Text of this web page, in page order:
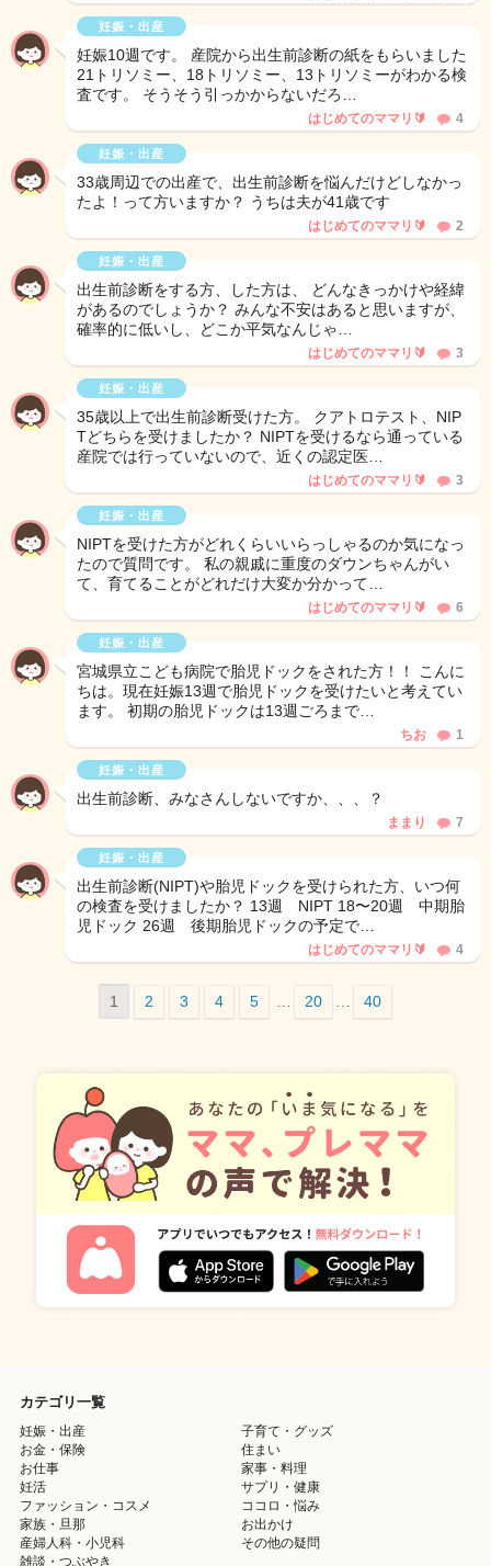
妊娠・出産
妊娠10週です。 産院から出生前診断の紙をもらいました
21トリソミー、18トリソミー、13トリソミーがわかる検
査です。 そうそう引っかからないだろ…
はじめてのママリ🔰 4
妊娠・出産
33歳周辺での出産で、出生前診断を悩んだけどしなかっ
たよ！って方いますか？ うちは夫が41歳です
はじめてのママリ🔰 2
妊娠・出産
出生前診断をする方、した方は、 どんなきっかけや経緯
があるのでしょうか？ みんな不安はあると思いますが、
確率的に低いし、どこか平気なんじゃ…
はじめてのママリ🔰 3
妊娠・出産
35歳以上で出生前診断受けた方。 クアトロテスト、NIP
Tどちらを受けましたか？ NIPTを受けるなら通っている
産院では行っていないので、近くの認定医…
はじめてのママリ🔰 3
妊娠・出産
NIPTを受けた方がどれくらいいらっしゃるのか気になっ
たので質問です。 私の親戚に重度のダウンちゃんがい
て、育てることがどれだけ大変か分かって…
はじめてのママリ🔰 6
妊娠・出産
宮城県立こども病院で胎児ドックをされた方！！ こんに
ちは。現在妊娠13週で胎児ドックを受けたいと考えてい
ます。 初期の胎児ドックは13週ごろまで…
ちお 1
妊娠・出産
出生前診断、みなさんしないですか、、、？
ままり 7
妊娠・出産
出生前診断(NIPT)や胎児ドックを受けられた方、いつ何
の検査を受けましたか？ 13週 NIPT 18〜20週 中期胎
児ドック 26週 後期胎児ドックの予定で…
はじめてのママリ🔰 4
1 2 3 4 5 20 40
カテゴリ一覧
妊娠・出産
子育て・グッズ
お金・保険
住まい
お仕事
家事・料理
妊活
サプリ・健康
ファッション・コスメ
ココロ・悩み
家族・旦那
お出かけ
産婦人科・小児科
その他の疑問
雑談・つぶやき